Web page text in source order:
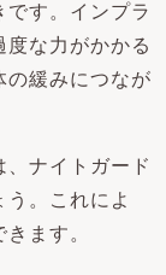
す。インプラ
度な力がかかる
の緩みにつなが
ナイトガード
う。これによ
ます。